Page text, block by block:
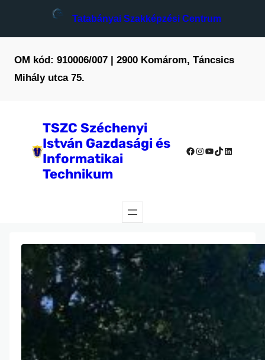
Tatabányai Szakképzési Centrum
OM kód: 910006/007 | 2900 Komárom, Táncsics
Mihály utca 75.
TSZC Széchenyi
István Gazdasági és
Informatikai
Technikum
Facebook
Instagram
YouTube
TikTok
LinkedIn